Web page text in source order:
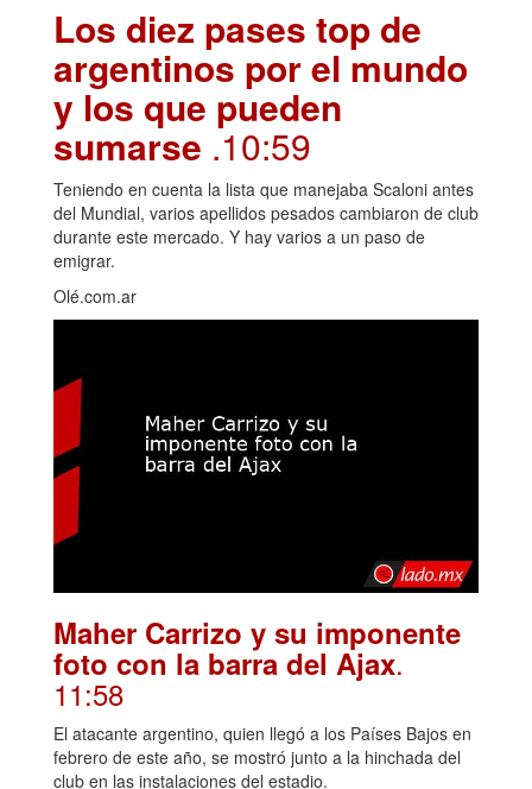
Los diez pases top de
argentinos por el mundo
y los que pueden
sumarse .10:59
Teniendo en cuenta la lista que manejaba Scaloni antes
del Mundial, varios apellidos pesados cambiaron de club
durante este mercado. Y hay varios a un paso de
emigrar.
Olé.com.ar
Maher Carrizo y su imponente
foto con la barra del Ajax.
11:58
El atacante argentino, quien llegó a los Países Bajos en
febrero de este año, se mostró junto a la hinchada del
club en las instalaciones del estadio.